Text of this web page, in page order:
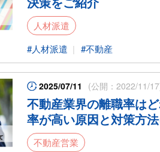
人材派遣
人材派遣
不動産
2025/07/11 (公開：2022/11/
不動産業界の離職率は
率が高い原因と対策方
不動産営業